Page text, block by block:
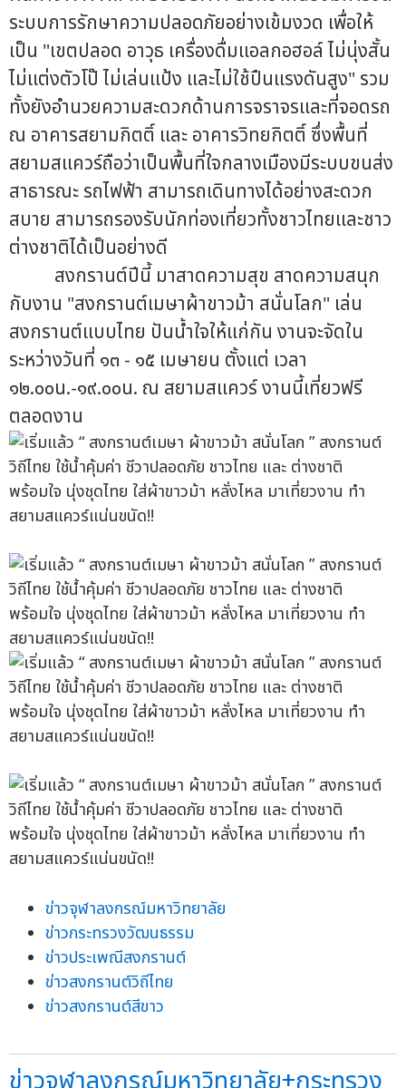
ระบบการรักษาความปลอดภัยอย่างเข้มงวด เพื่อให้
เป็น "เขตปลอด อาวุธ เครื่องดื่มแอลกอฮอล์ ไม่นุ่งสั้น
ไม่แต่งตัวโป๊ ไม่เล่นแป้ง และไม่ใช้ปืนแรงดันสูง" รวม
ทั้งยังอำนวยความสะดวกด้านการจราจรและที่จอดรถ
ณ อาคารสยามกิตติ์ และ อาคารวิทยกิตติ์ ซึ่งพื้นที่
สยามสแควร์ถือว่าเป็นพื้นที่ใจกลางเมืองมีระบบขนส่ง
สาธารณะ รถไฟฟ้า สามารถเดินทางได้อย่างสะดวก
สบาย สามารถรองรับนักท่องเที่ยวทั้งชาวไทยและชาว
ต่างชาติได้เป็นอย่างดี
สงกรานต์ปีนี้ มาสาดความสุข สาดความสนุก
กับงาน "สงกรานต์เมษาผ้าขาวม้า สนั่นโลก" เล่น
สงกรานต์แบบไทย ปันน้ำใจให้แก่กัน งานจะจัดใน
ระหว่างวันที่ ๑๓ - ๑๕ เมษายน ตั้งแต่ เวลา
๑๒.๐๐น.-๑๙.๐๐น. ณ สยามสแควร์ งานนี้เที่ยวฟรี
ตลอดงาน
ข่าวจุฬาลงกรณ์มหาวิทยาลัย
ข่าวกระทรวงวัฒนธรรม
ข่าวประเพณีสงกรานต์
ข่าวสงกรานต์วิถีไทย
ข่าวสงกรานต์สีขาว